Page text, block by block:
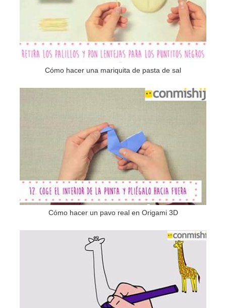
Cómo hacer una mariquita de pasta de sal
Cómo hacer un pavo real en Origami 3D